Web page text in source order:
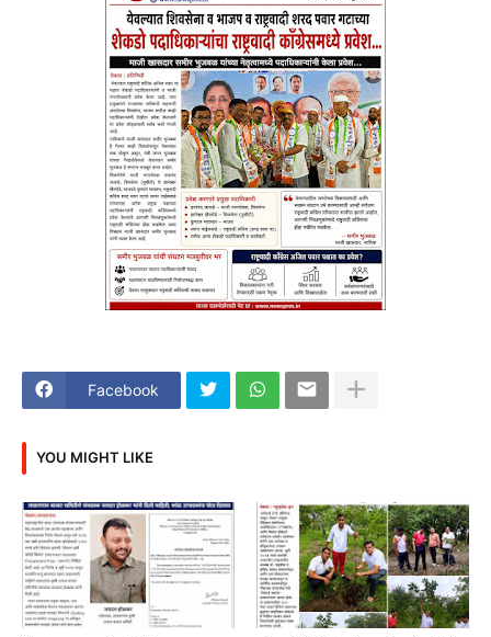
Facebook
YOU MIGHT LIKE